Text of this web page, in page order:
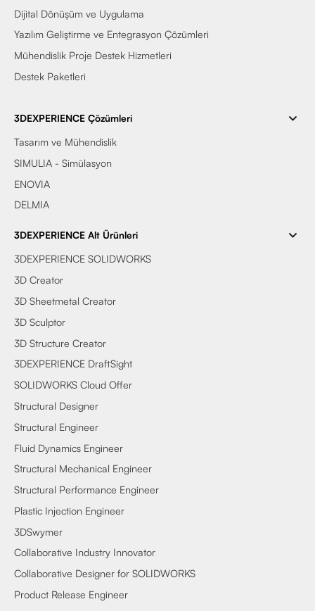
Dijital Dönüşüm ve Uygulama
Yazılım Geliştirme ve Entegrasyon Çözümleri
Mühendislik Proje Destek Hizmetleri
Destek Paketleri
3DEXPERIENCE Çözümleri
Tasarım ve Mühendislik
SIMULIA - Simülasyon
ENOVIA
DELMIA
3DEXPERIENCE Alt Ürünleri
3DEXPERIENCE SOLIDWORKS
3D Creator
3D Sheetmetal Creator
3D Sculptor
3D Structure Creator
3DEXPERIENCE DraftSight
SOLIDWORKS Cloud Offer
Structural Designer
Structural Engineer
Fluid Dynamics Engineer
Structural Mechanical Engineer
Structural Performance Engineer
Plastic Injection Engineer
3DSwymer
Collaborative Industry Innovator
Collaborative Designer for SOLIDWORKS
Product Release Engineer